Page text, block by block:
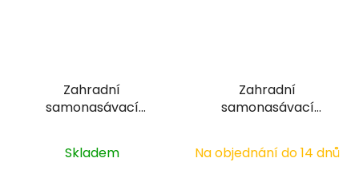
Zahradní
samonasávací
Skladem
Zahradní
samonasávací
Classic 4500
Na objednání do 14 dnů